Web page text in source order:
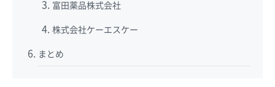
富田薬品株式会社
株式会社ケーエスケー
まとめ